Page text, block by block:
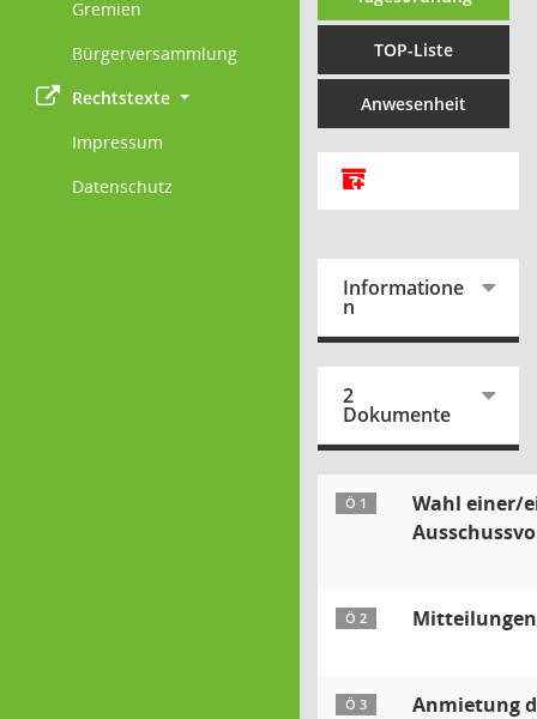
Gremien
Bürgerversammlung
Rechtstexte
Impressum
Datenschutz
TOP-Liste
Anwesenheit
Alle Dokumente zu
Informatione
n
2
Dokumente
Ö 1
Wahl einer/
Ö 2
Ö 3
Anmietung